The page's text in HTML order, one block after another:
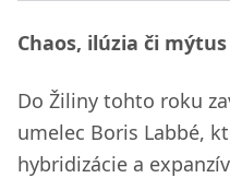
Chaos, ilúzia či mýtus
Do Žiliny tohto roku
umelec Boris Labbé,
hybridizácie a